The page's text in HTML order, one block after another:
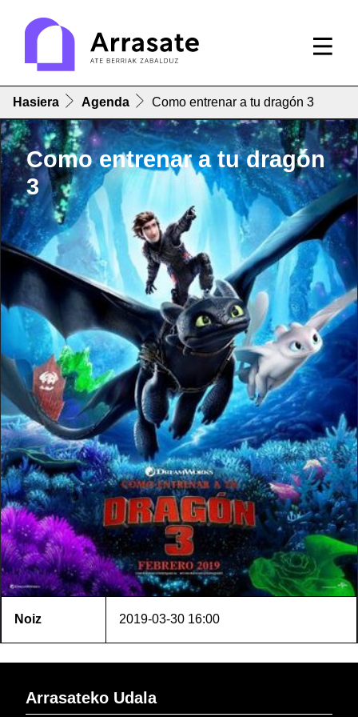
Hasiera Agenda Como entrenar a tu dragón 3
Como entrenar a tu dragón
3
Noiz 2019-03-30 16:00
Arrasateko Udala